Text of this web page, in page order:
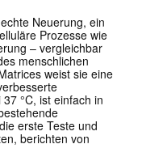
Neuerung, ein
Prozesse wie
– vergleichbar
menschlichen
weist sie eine
°C, ist einfach in
erste Teste und
berichten von